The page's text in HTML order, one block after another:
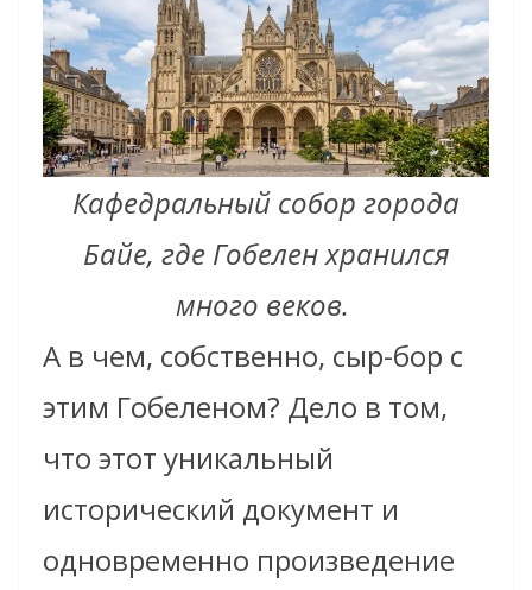
Кафедральный собор города
Байе, где Гобелен хранился
много веков.
А в чем, собственно, сыр-бор с
этим Гобеленом? Дело в том,
что этот уникальный
исторический документ и
одновременно произведение